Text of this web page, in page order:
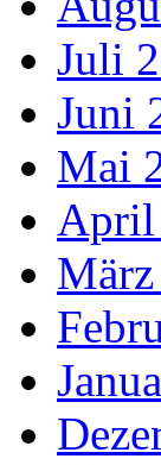
Juli
Juni
Mai
April